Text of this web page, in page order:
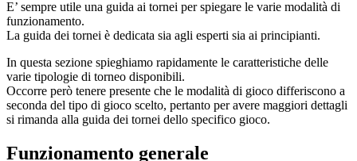
E’ sempre utile una guida ai tornei per spiegare le varie modalità di
funzionamento.
La guida dei tornei è dedicata sia agli esperti sia ai principianti.
In questa sezione spieghiamo rapidamente le caratteristiche delle
varie tipologie di torneo disponibili.
Occorre però tenere presente che le modalità di gioco differiscono a
seconda del tipo di gioco scelto, pertanto per avere maggiori dettagli
si rimanda alla guida dei tornei dello specifico gioco.
Funzionamento generale